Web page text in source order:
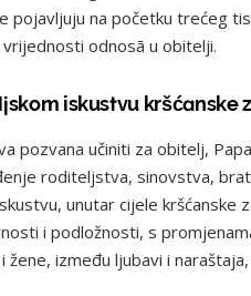
pojavljuju na početku trećeg
odnosā u obitelji.
iskustvu kršćanske
pozvana učiniti za obitelj,
roditeljstva, sinovstva,
unutar cijele kršćanske
i podložnosti, s
žene, između ljubavi i